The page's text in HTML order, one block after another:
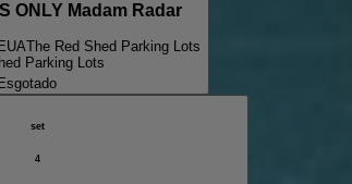
ONLY Madam Radar
The Red Shed Parking Lots
Parking Lots
Esgotado
set
4